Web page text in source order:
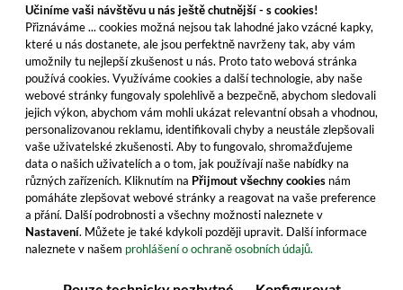
Učiníme vaši návštěvu u nás ještě chutnější - s cookies!
Přiznáváme ... cookies možná nejsou tak lahodné jako vzácné kapky,
které u nás dostanete, ale jsou perfektně navrženy tak, aby vám
umožnily tu nejlepší zkušenost u nás. Proto tato webová stránka
používá cookies. Využíváme cookies a další technologie, aby naše
webové stránky fungovaly spolehlivě a bezpečně, abychom sledovali
jejich výkon, abychom vám mohli ukázat relevantní obsah a vhodnou,
personalizovanou reklamu, identifikovali chyby a neustále zlepšovali
vaše uživatelské zkušenosti. Aby to fungovalo, shromažďujeme
data o našich uživatelích a o tom, jak používají naše nabídky na
různých zařízeních. Kliknutím na Přijmout všechny cookies nám
pomáháte zlepšovat webové stránky a reagovat na vaše preference
a přání. Další podrobnosti a všechny možnosti naleznete v
Nastavení. Můžete je také kdykoli později upravit. Další informace
naleznete v našem prohlášení o ochraně osobních údajů.